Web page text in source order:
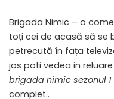
Brigada Nimic – o
toți cei de acasă să se
petrecută în fața
jos poti vedea in
brigada nimic sezonul 1
complet..